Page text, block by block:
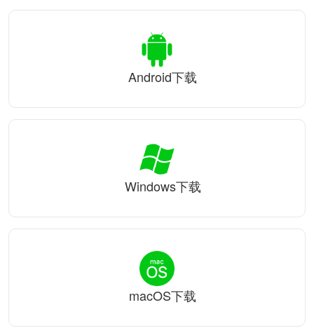
Android下载
Windows下载
macOS下载